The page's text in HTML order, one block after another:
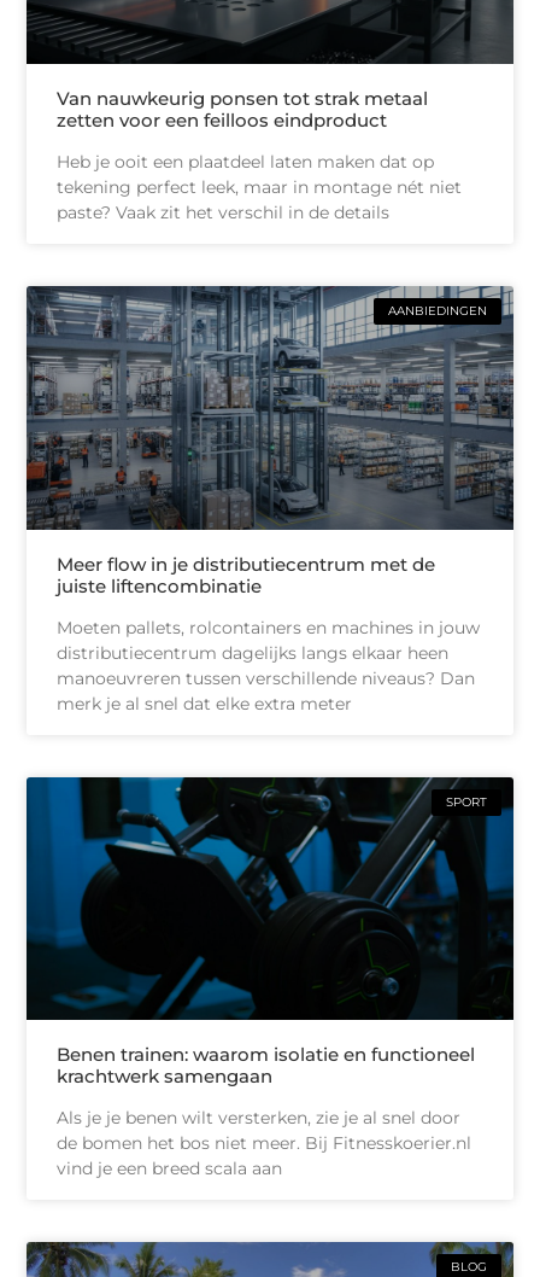
Van nauwkeurig ponsen tot strak metaal
zetten voor een feilloos eindproduct
Heb je ooit een plaatdeel laten maken dat op
tekening perfect leek, maar in montage nét niet
paste? Vaak zit het verschil in de details
AANBIEDINGEN
Meer flow in je distributiecentrum met de
juiste liftencombinatie
Moeten pallets, rolcontainers en machines in jouw
distributiecentrum dagelijks langs elkaar heen
manoeuvreren tussen verschillende niveaus? Dan
merk je al snel dat elke extra meter
SPORT
Benen trainen: waarom isolatie en functioneel
krachtwerk samengaan
Als je je benen wilt versterken, zie je al snel door
de bomen het bos niet meer. Bij Fitnesskoerier.nl
vind je een breed scala aan
BLOG